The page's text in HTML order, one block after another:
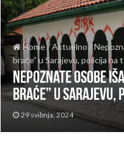
Home /Aktuelno /
braće” u Sarajevu, policija na
Nepoznate osobe
braće” u Sarajevu,
29 svibnja, 2024